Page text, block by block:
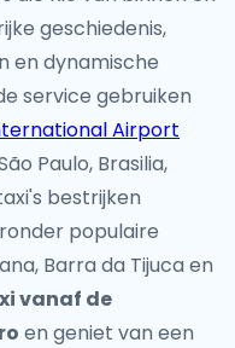
geschiedenis,
en dynamische
service gebruiken
Airport
Paulo, Brasilia,
bestrijken
populaire
Barra da Tijuca en
vanaf de
en geniet van een